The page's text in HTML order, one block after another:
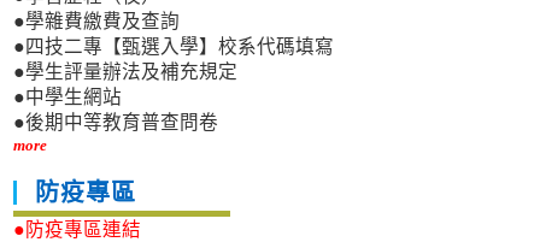
●學雜費繳費及查詢
●四技二專【甄選入學】校系代碼填寫
●學生評量辦法及補充規定
●中學生網站
●後期中等教育普查問卷
more
防疫專區
●防疫專區連結